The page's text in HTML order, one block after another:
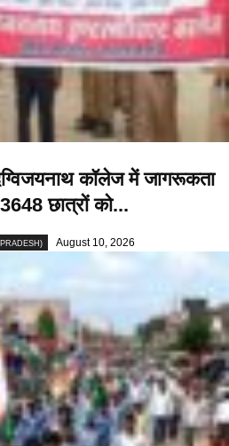
कॉलेज में जागरूकता
छात्रों को...
August 10, 2026